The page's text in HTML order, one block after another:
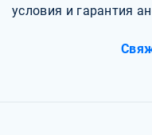
условия и гарантия